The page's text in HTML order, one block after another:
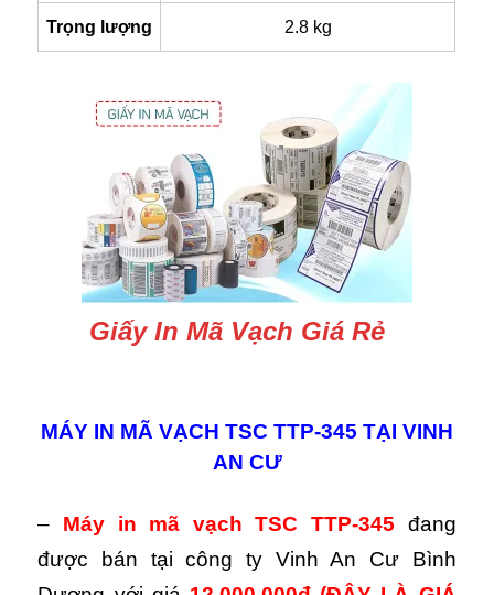
Trọng lượng 2.8 kg
Giấy In Mã Vạch Giá Rẻ
MÁY IN MÃ VẠCH TSC TTP-345 TẠI VINH
AN CƯ
– Máy in mã vạch TSC TTP-345 đang
được bán tại công ty Vinh An Cư Bình